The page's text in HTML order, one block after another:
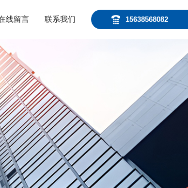
15638568082
线留言 联系我们